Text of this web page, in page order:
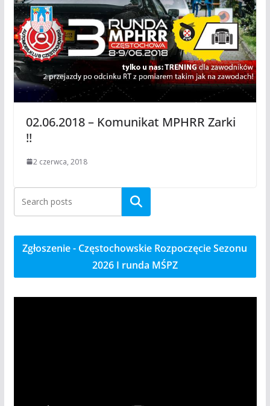
02.06.2018 – Komunikat MPHRR Zarki
!!
2 czerwca, 2018
Szukaj
Zgłoszenie - Częstochowskie Rozpoczęcie Sezonu
2026 I runda MŚPZ